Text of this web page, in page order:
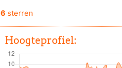
sterren
Hoogteprofiel: